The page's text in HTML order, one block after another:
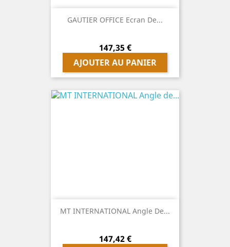
GAUTIER OFFICE Ecran De...
Prix
147,35 €
AJOUTER AU PANIER
MT INTERNATIONAL Angle De...
Prix
147,42 €